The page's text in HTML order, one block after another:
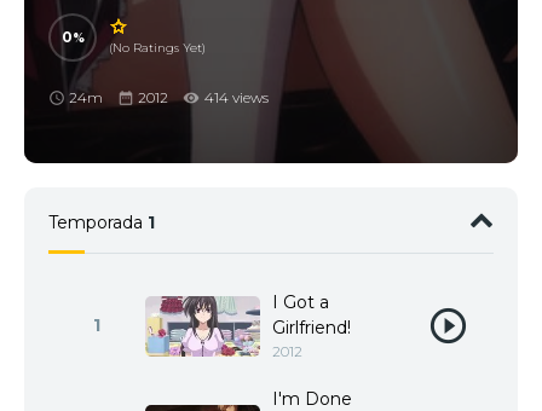
0
(No Ratings Yet)
24m 2012 414 views
Temporada 1
1
I Got a
Girlfriend!
2012
I'm Done